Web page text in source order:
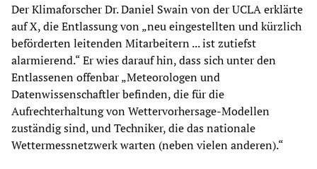
Der Klimaforscher Dr. Daniel Swain von der UCLA erklärte
auf X, die Entlassung von „neu eingestellten und kürzlich
beförderten leitenden Mitarbeitern ... ist zutiefst
alarmierend.“ Er wies darauf hin, dass sich unter den
Entlassenen offenbar „Meteorologen und
Datenwissenschaftler befinden, die für die
Aufrechterhaltung von Wettervorhersage-Modellen
zuständig sind, und Techniker, die das nationale
Wettermessnetzwerk warten (neben vielen anderen).“